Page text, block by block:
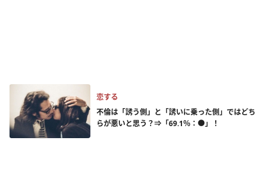
恋する
不倫は「誘う側」と「誘いに乗った側」ではどち
らが悪いと思う？⇒「69.1％：●」！